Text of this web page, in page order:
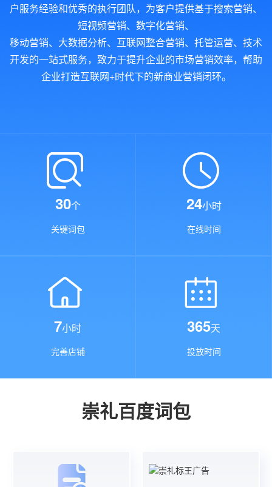
户服务经验和优秀的执行团队，为客户提供基于搜索营销、
短视频营销、数字化营销、
移动营销、大数据分析、互联网整合营销、托管运营、技术
开发的一站式服务，致力于提升企业的市场营销效率，帮助
企业打造互联网+时代下的新商业营销闭环。
30个
关键词包
24小时
在线时间
7小时
完善店铺
365天
投放时间
崇礼百度词包